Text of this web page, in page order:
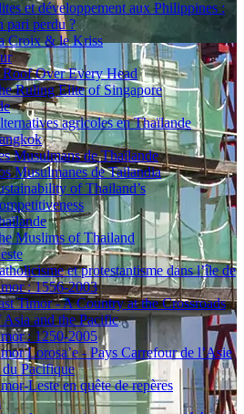
et développement aux Philippines :
pari perdu ?
Croix & le Kriss
Roof Over Every Head
Ruling Elite of Singapore
agricoles en Thaïlande
Musulmans de Thaïlande
Musulmanes de Tailandia
of Thailand’s
Muslims of Thailand
et protestantisme dans l’île de
: 1556-2003
Timor - A Country at the Crossroads
Asia and the Pacific
: 1250-2005
Lorosa’e - Pays Carrefour de l’Asie
du Pacifique
Leste en quête de repères